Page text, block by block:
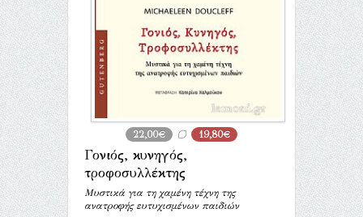
22,00€ 19,80€
Γονιός, κυνηγός,
τροφοσυλλέκτης
Μυστικά για τη χαμένη τέχνη της
ανατροφής ευτυχισμένων παιδιών